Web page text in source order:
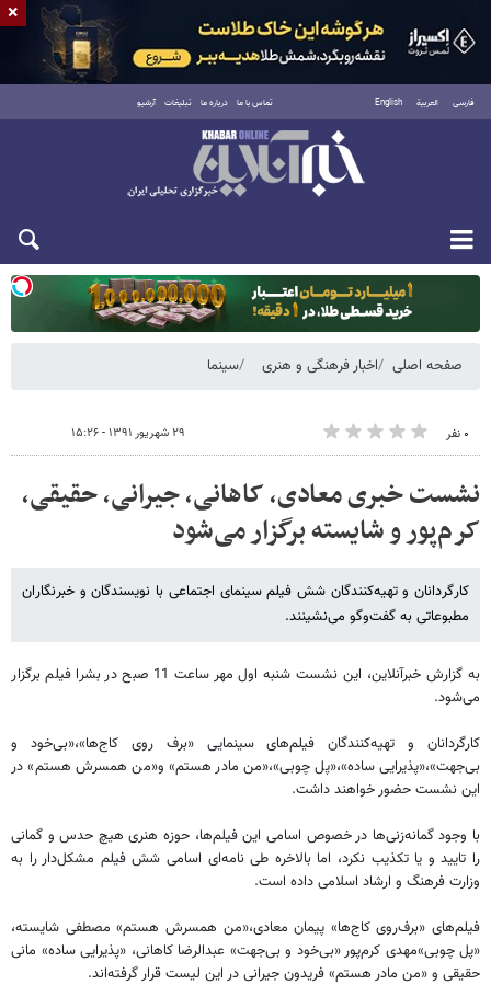
فارسی العربية English تماس با ما درباره ما تبلیغات آرشیو
یکشنبه ۱۸ مرداد ۱۴۰۵
صفحه اصلی اخبار فرهنگی و هنری سینما
۰ نفر ۲۹ شهریور ۱۳۹۱ - ۱۵:۲۶
نشست خبری معادی، کاهانی، جیرانی، حقیقی،
کرم‌پور و شایسته برگزار می‌شود
کارگردانان و تهیه‌کنندگان شش فیلم سینمای اجتماعی با نویسندگان و خبرنگاران
مطبوعاتی به گفت‌وگو می‌نشینند.
به گزارش خبرآنلاین، این نشست شنبه اول مهر ساعت 11 صبح در بشرا فیلم برگزار
می‌شود.
کارگردانان و تهیه‌کنندگان فیلم‌های سینمایی «برف روی کاج‌ها»،«بی‌خود و
بی‌جهت»،«پذیرایی ساده»،«پل چوبی»،«من مادر هستم» و«من همسرش هستم» در
این نشست حضور خواهند داشت.
با وجود گمانه‌زنی‌ها در خصوص اسامی این فیلم‌ها، حوزه هنری هیچ حدس و گمانی
را تایید و یا تکذیب نکرد، اما بالاخره طی نامه‌ای اسامی شش فیلم مشکل‌دار را به
وزارت فرهنگ و ارشاد اسلامی داده است.
فیلم‌های «برف‌روی کاج‌ها» پیمان معادی،«من همسرش هستم» مصطفی شایسته،
«پل چوبی»مهدی کرم‌پور «بی‌خود و بی‌جهت» عبدالرضا کاهانی، «پذیرایی ساده» مانی
حقیقی و «من مادر هستم» فریدون جیرانی در این لیست قرار گرفته‌اند.
×